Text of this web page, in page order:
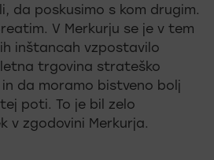
da poskusimo s kom drugim.
V Merkurju se je v tem
inštancah vzpostavilo
trgovina strateško
da moramo bistveno bolj
poti. To je bil zelo
v zgodovini Merkurja.